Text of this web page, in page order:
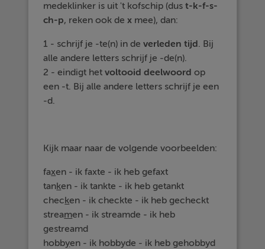
medeklinker is uit 't kofschip (dust-k-f-s-
ch-p, reken ook dex mee), dan:
1 - schrijf je -te(n) in deverleden tijd. Bij
alle andere letters schrijf je -de(n).
2 - eindigt hetvoltooid deelwoord op
een -t. Bij alle andere letters schrijf je een
-d.
Kijk maar naar de volgende voorbeelden:
faxen - ik faxte - ik heb gefaxt
tanken - ik tankte - ik heb getankt
checken - ik checkte - ik heb gecheckt
streamen - ik streamde - ik heb
gestreamd
hobbyen - ik hobbyde - ik heb gehobbyd